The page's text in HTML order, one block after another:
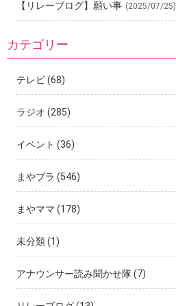
【リレーブログ】願い事 (2025/07/25)
カテゴリー
テレビ(68)
ラジオ (285)
イベント (36)
まやブラ (546)
まやママ (178)
未分類(1)
アナウンサー読み聞かせ隊(7)